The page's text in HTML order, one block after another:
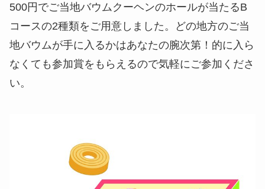
500円でご当地バウムクーヘンのホールが当たるB
コースの2種類をご用意しました。どの地方のご当
地バウムが手に入るかはあなたの腕次第！的に入ら
なくても参加賞をもらえるので気軽にご参加くださ
い。